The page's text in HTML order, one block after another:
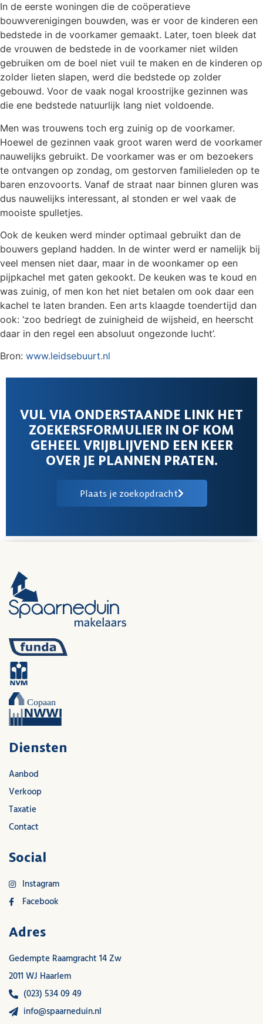
In de eerste woningen die de coöperatieve
bouwverenigingen bouwden, was er voor de kinderen een
bedstede in de voorkamer gemaakt. Later, toen bleek dat
de vrouwen de bedstede in de voorkamer niet wilden
gebruiken om de boel niet vuil te maken en de kinderen op
zolder lieten slapen, werd die bedstede op zolder
gebouwd. Voor de vaak nogal kroostrijke gezinnen was
die ene bedstede natuurlijk lang niet voldoende.
Men was trouwens toch erg zuinig op de voorkamer.
Hoewel de gezinnen vaak groot waren werd de voorkamer
nauwelijks gebruikt. De voorkamer was er om bezoekers
te ontvangen op zondag, om gestorven familieleden op te
baren enzovoorts. Vanaf de straat naar binnen gluren was
dus nauwelijks interessant, al stonden er wel vaak de
mooiste spulletjes.
Ook de keuken werd minder optimaal gebruikt dan de
bouwers gepland hadden. In de winter werd er namelijk bij
veel mensen niet daar, maar in de woonkamer op een
pijpkachel met gaten gekookt. De keuken was te koud en
was zuinig, of men kon het niet betalen om ook daar een
kachel te laten branden. Een arts klaagde toendertijd dan
ook: ‘zoo bedriegt de zuinigheid de wijsheid, en heerscht
daar in den regel een absoluut ongezonde lucht’.
Bron: www.leidsebuurt.nl
VUL VIA ONDERSTAANDE LINK HET
ZOEKERSFORMULIER IN OF KOM
GEHEEL VRIJBLIJVEND EEN KEER
OVER JE PLANNEN PRATEN.
Plaats je zoekopdracht
Diensten
Aanbod
Verkoop
Taxatie
Contact
Social
Instagram
Facebook
Adres
Gedempte Raamgracht 14 Zw
2011 WJ Haarlem
(023) 534 09 49
info@spaarneduin.nl